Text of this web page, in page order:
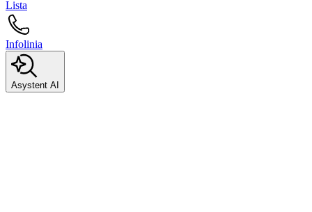
Lista
Infolinia
Asystent AI